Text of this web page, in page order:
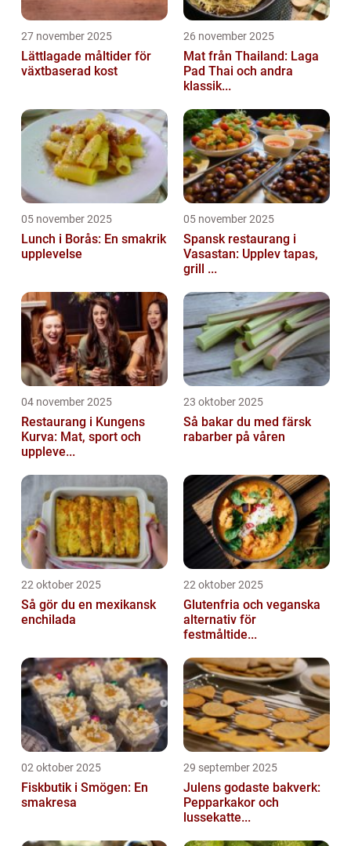
27 november 2025
Lättlagade måltider för
växtbaserad kost
26 november 2025
Mat från Thailand: Laga
Pad Thai och andra
klassik...
05 november 2025
Lunch i Borås: En smakrik
upplevelse
05 november 2025
Spansk restaurang i
Vasastan: Upplev tapas,
grill ...
04 november 2025
Restaurang i Kungens
Kurva: Mat, sport och
uppleve...
23 oktober 2025
Så bakar du med färsk
rabarber på våren
22 oktober 2025
Så gör du en mexikansk
enchilada
22 oktober 2025
Glutenfria och veganska
alternativ för
festmåltide...
02 oktober 2025
Fiskbutik i Smögen: En
smakresa
29 september 2025
Julens godaste bakverk:
Pepparkakor och
lussekatte...